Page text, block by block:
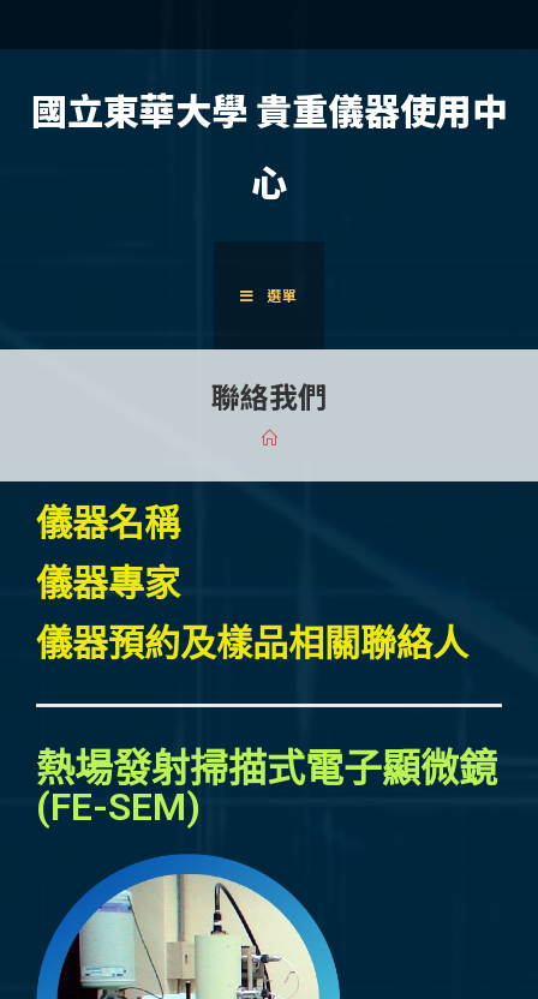
國立東華大學 貴重儀器使用中
心
選單
聯絡我們
儀器名稱
儀器專家
儀器預約及樣品相關聯絡人
熱場發射掃描式電子顯微鏡
(FE-SEM)